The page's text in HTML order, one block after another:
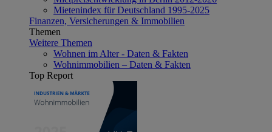
Mietenindex für Deutschland 1995-2025
Finanzen, Versicherungen & Immobilien
Themen
Weitere Themen
Wohnen im Alter - Daten & Fakten
Wohnimmobilien – Daten & Fakten
Top Report